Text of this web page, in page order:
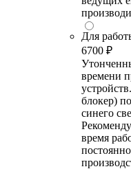
Для
6700 ₽
времени
блокер)
синего
время